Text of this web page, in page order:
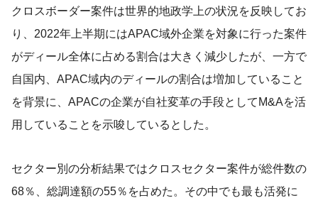
クロスボーダー案件は世界的地政学上の状況を反映してお
り、2022年上半期にはAPAC域外企業を対象に行った案件
がディール全体に占める割合は大きく減少したが、一方で
自国内、APAC域内のディールの割合は増加していること
を背景に、APACの企業が自社変革の手段としてM&Aを活
用していることを示唆しているとした。
セクター別の分析結果ではクロスセクター案件が総件数の
68％、総調達額の55％を占めた。その中でも最も活発に